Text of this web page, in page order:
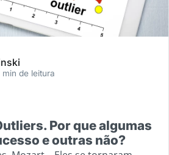
min de leitura
Por que algumas
e outras não?